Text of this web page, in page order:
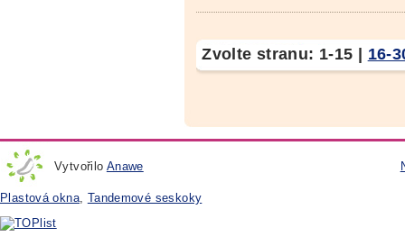
Zvolte stranu: 1-15 16-
Vytvořilo Anawe
Plastová okna, Tandemové seskoky